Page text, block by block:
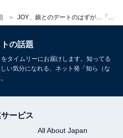
の話題
タイムリーにお届けします。知ってる
い気分になれる、ネット発「知ら（な
ービス
All About Japan